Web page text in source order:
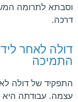
וסבתא לתרומה
דרכה.
דולה לאחר
התמיכה
התפקיד של דולה
עצמה. עבודתה היא